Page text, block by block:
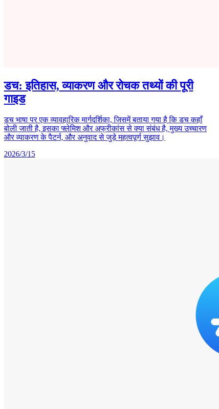
डच: इतिहास, व्याकरण और रोचक तथ्यों की पूरी
गाइड
डच भाषा पर एक व्यावहारिक मार्गदर्शिका, जिसमें बताया गया है कि डच कहाँ
बोली जाती है, इसका फ्लेमिश और अफ्रीकांस से क्या संबंध है, मुख्य उच्चारण
और व्याकरण के पैटर्न, और अनुवाद से जुड़े महत्वपूर्ण सुझाव।
2026/3/15